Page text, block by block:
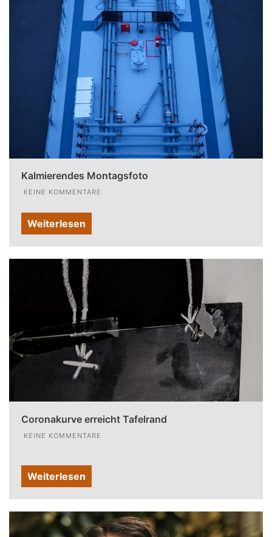
Kalmierendes Montagsfoto
KEINE KOMMENTARE
Weiterlesen
Coronakurve erreicht Tafelrand
KEINE KOMMENTARE
Weiterlesen